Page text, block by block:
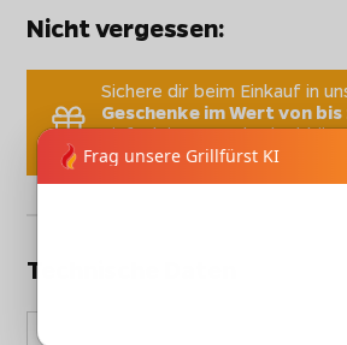
Nicht vergessen:
Sichere dir beim Einkauf in
Geschenke im Wert von bis
Einfach im Warenkorb
Gesamtsumme Ihres Einkaufs
Technische Daten